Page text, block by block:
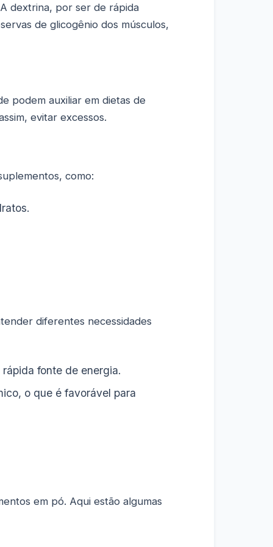
dextrina, por ser de rápida
de glicogênio dos músculos,
podem auxiliar em dietas de
evitar excessos.
como:
diferentes necessidades
fonte de energia.
o que é favorável para
em pó. Aqui estão algumas